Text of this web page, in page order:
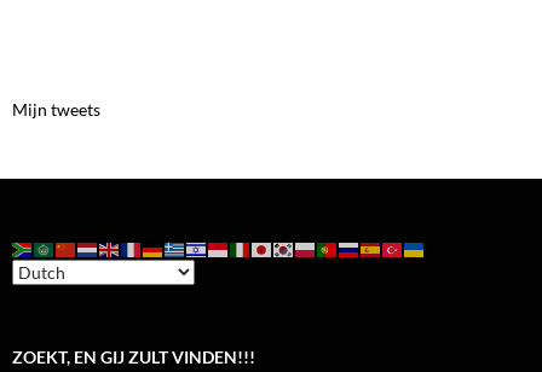
Mijn tweets
ZOEKT, EN GIJ ZULT VINDEN!!!